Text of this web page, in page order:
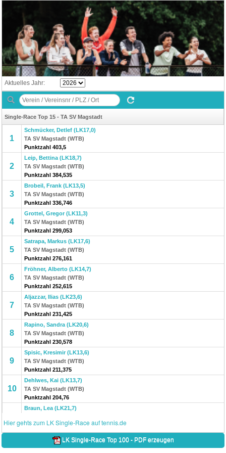
Aktuelles Jahr:
Single-Race Top 15 - TA SV Magstadt
1
Schmücker, Detlef (LK17,0)
TA SV Magstadt (WTB)
Punktzahl 403,5
2
Leip, Bettina (LK18,7)
TA SV Magstadt (WTB)
Punktzahl 384,535
3
Brobeil, Frank (LK13,5)
TA SV Magstadt (WTB)
Punktzahl 336,746
4
Grottel, Gregor (LK11,3)
TA SV Magstadt (WTB)
Punktzahl 299,053
5
Satrapa, Markus (LK17,6)
TA SV Magstadt (WTB)
Punktzahl 276,161
6
Fröhner, Alberto (LK14,7)
TA SV Magstadt (WTB)
Punktzahl 252,615
7
Aljazzar, Ilias (LK23,6)
TA SV Magstadt (WTB)
Punktzahl 231,425
8
Rapino, Sandra (LK20,6)
TA SV Magstadt (WTB)
Punktzahl 230,578
9
Spisic, Kresimir (LK13,6)
TA SV Magstadt (WTB)
Punktzahl 211,375
10
Dehlwes, Kai (LK13,7)
TA SV Magstadt (WTB)
Punktzahl 204,76
Braun, Lea (LK21,7)
Punktzahl 172,5
Kohler, Fabian (LK9,8)
TA SV Magstadt (WTB)
Hier gehts zum LK Single-Race auf tennis.de
LK Single-Race Top 100 - PDF erzeugen